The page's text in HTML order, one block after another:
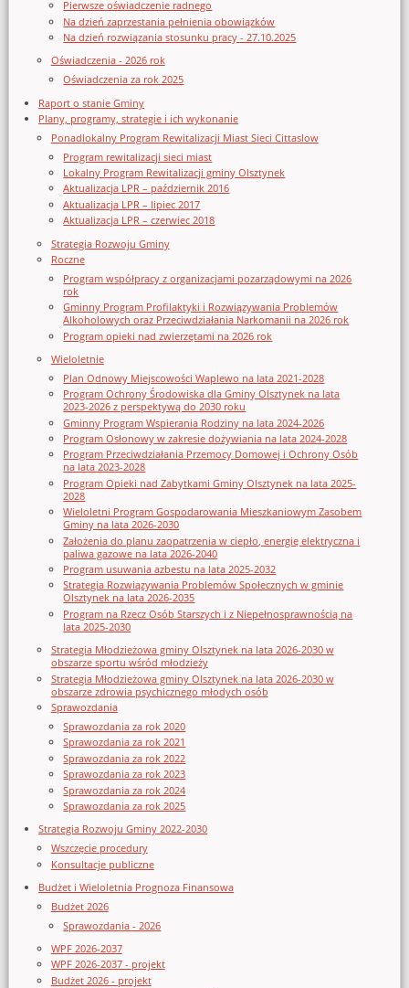
Pierwsze oświadczenie radnego
Na dzień zaprzestania pełnienia obowiązków
Na dzień rozwiązania stosunku pracy - 27.10.2025
Oświadczenia - 2026 rok
Oświadczenia za rok 2025
Raport o stanie Gminy
Plany, programy, strategie i ich wykonanie
Ponadlokalny Program Rewitalizacji Miast Sieci Cittaslow
Program rewitalizacji sieci miast
Lokalny Program Rewitalizacji gminy Olsztynek
Aktualizacja LPR – październik 2016
Aktualizacja LPR – lipiec 2017
Aktualizacja LPR – czerwiec 2018
Strategia Rozwoju Gminy
Roczne
Program współpracy z organizacjami pozarządowymi na 2026
rok
Gminny Program Profilaktyki i Rozwiązywania Problemów
Alkoholowych oraz Przeciwdziałania Narkomanii na 2026 rok
Program opieki nad zwierzętami na 2026 rok
Wieloletnie
Plan Odnowy Miejscowości Waplewo na lata 2021-2028
Program Ochrony Środowiska dla Gminy Olsztynek na lata
2023-2026 z perspektywą do 2030 roku
Gminny Program Wspierania Rodziny na lata 2024-2026
Program Osłonowy w zakresie dożywiania na lata 2024-2028
Program Przeciwdziałania Przemocy Domowej i Ochrony Osób
na lata 2023-2028
Program Opieki nad Zabytkami Gminy Olsztynek na lata 2025-
2028
Wieloletni Program Gospodarowania Mieszkaniowym Zasobem
Gminy na lata 2026-2030
Założenia do planu zaopatrzenia w ciepło, energię elektryczna i
paliwa gazowe na lata 2026-2040
Program usuwania azbestu na lata 2025-2032
Strategia Rozwiązywania Problemów Społecznych w gminie
Olsztynek na lata 2026-2035
Program na Rzecz Osób Starszych i z Niepełnosprawnością na
lata 2025-2030
Strategia Młodzieżowa gminy Olsztynek na lata 2026-2030 w
obszarze sportu wśród młodzieży
Strategia Młodzieżowa gminy Olsztynek na lata 2026-2030 w
obszarze zdrowia psychicznego młodych osób
Sprawozdania
Sprawozdania za rok 2020
Sprawozdania za rok 2021
Sprawozdania za rok 2022
Sprawozdania za rok 2023
Sprawozdania za rok 2024
Sprawozdania za rok 2025
Strategia Rozwoju Gminy 2022-2030
Wszczęcie procedury
Konsultacje publiczne
Budżet i Wieloletnia Prognoza Finansowa
Budżet 2026
Sprawozdania - 2026
WPF 2026-2037
WPF 2026-2037 - projekt
Budżet 2026 - projekt